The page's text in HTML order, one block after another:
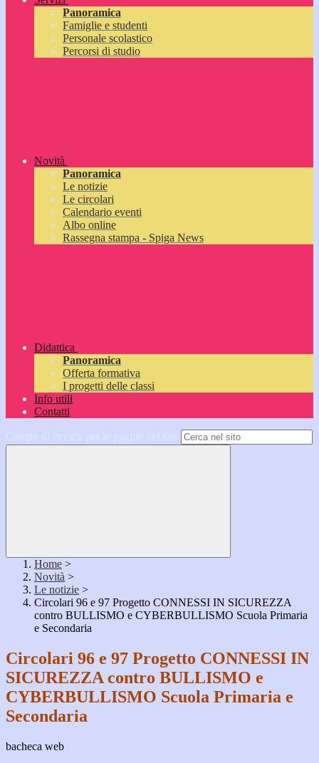
Panoramica
Famiglie e studenti
Personale scolastico
Percorsi di studio
Novità
Panoramica
Le notizie
Le circolari
Calendario eventi
Albo online
Rassegna stampa - Spiga News
Didattica
Panoramica
Offerta formativa
I progetti delle classi
Info utili
Contatti
Home >
Novità >
Le notizie >
Circolari 96 e 97 Progetto CONNESSI IN SICUREZZA
contro BULLISMO e CYBERBULLISMO Scuola Primaria
e Secondaria
Circolari 96 e 97 Progetto CONNESSI IN
SICUREZZA contro BULLISMO e
CYBERBULLISMO Scuola Primaria e
Secondaria
bacheca web